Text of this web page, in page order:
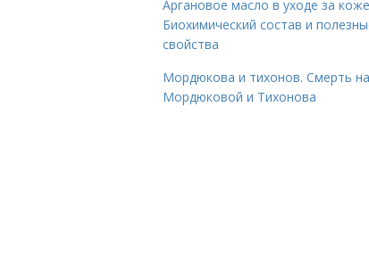
Аргановое масло в уходе за
Биохимический состав и
свойства
Мордюкова и тихонов. Смерть
Мордюковой и Тихонова